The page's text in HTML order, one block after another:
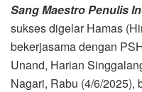
Sang Maestro Penulis
sukses digelar Hamas
bekerjasama dengan
Unand, Harian
Nagari, Rabu (4/6/2025),